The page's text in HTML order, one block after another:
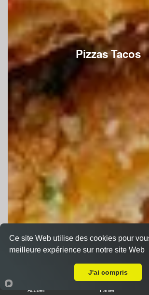
Pizzas Tacos
Accueil Panier
Ce site Web utilise des cookies pour
meilleure expérience sur notre site Web
J'ai compris